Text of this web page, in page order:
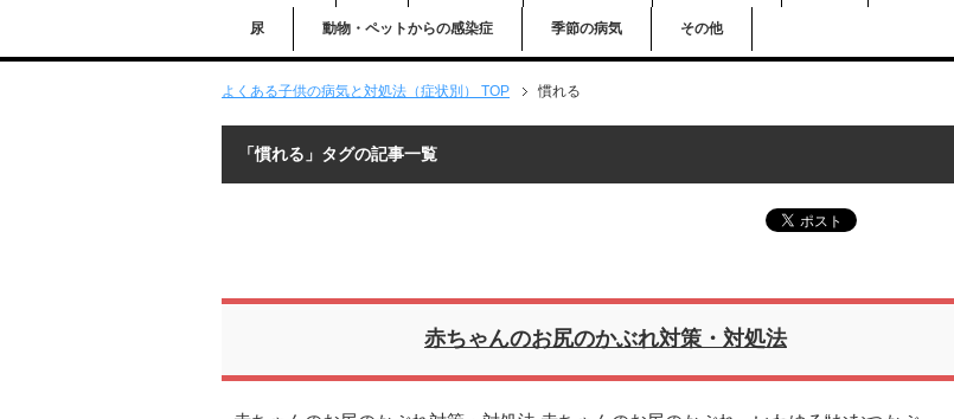
尿 動物・ペットからの感染症 季節の病気 その他
よくある子供の病気と対処法（症状別） TOP 慣れる
「慣れる」タグの記事一覧
赤ちゃんのお尻のかぶれ対策・対処法